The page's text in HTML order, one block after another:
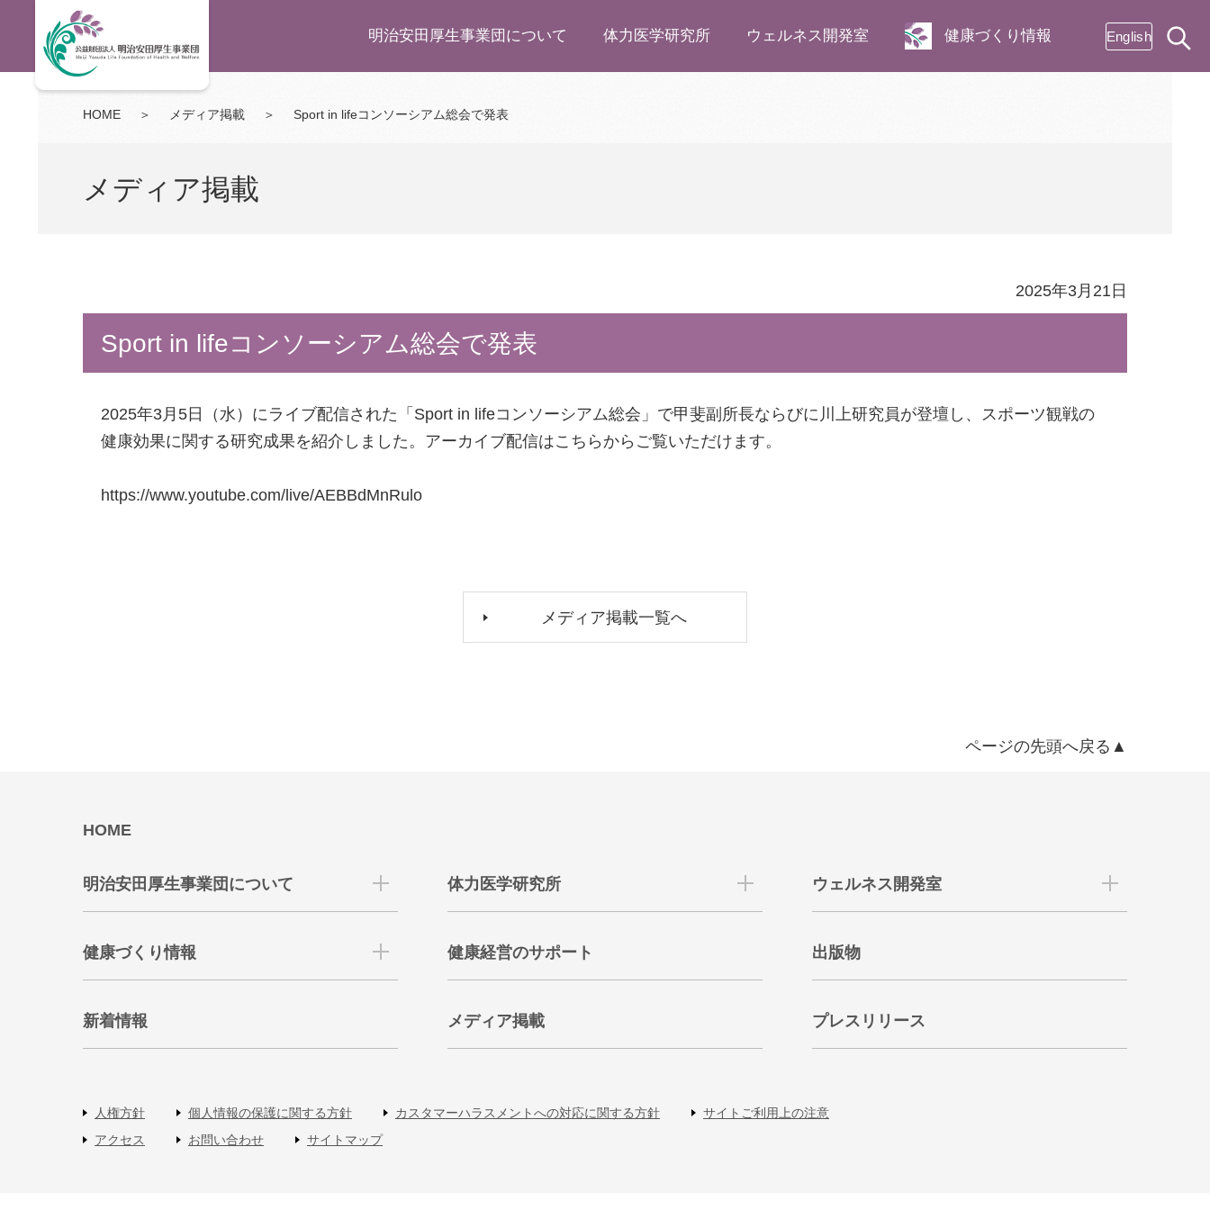
明治安田厚生事業団について 体力医学研究所 ウェルネス開発室 健康づくり情報 English
HOME ＞ メディア掲載 ＞ Sport in lifeコンソーシアム総会で発表
メディア掲載
2025年3月21日
Sport in lifeコンソーシアム総会で発表
2025年3月5日（水）にライブ配信された「Sport in lifeコンソーシアム総会」で甲斐副所長ならびに川上研究員が登壇し、スポーツ観戦の
健康効果に関する研究成果を紹介しました。アーカイブ配信はこちらからご覧いただけます。
https://www.youtube.com/live/AEBBdMnRulo
メディア掲載一覧へ
ページの先頭へ戻る▲
HOME
明治安田厚生事業団について 体力医学研究所 ウェルネス開発室
健康づくり情報 健康経営のサポート 出版物
新着情報 メディア掲載 プレスリリース
人権方針 個人情報の保護に関する方針 カスタマーハラスメントへの対応に関する方針
サイトご利用上の注意
アクセス
お問い合わせ サイトマップ